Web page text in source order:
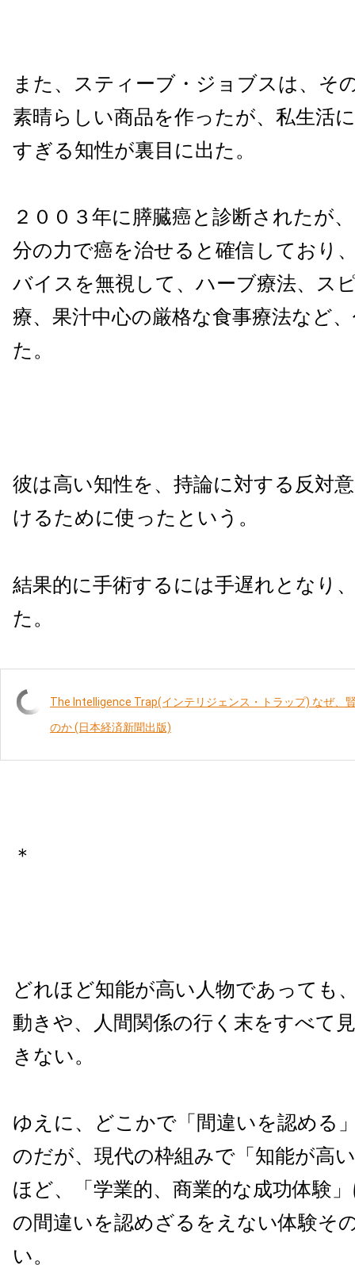
また、スティーブ・ジョブスは、そ
素晴らしい商品を作ったが、私生活
すぎる知性が裏目に出た。
２００３年に膵臓癌と診断されたが
分の力で癌を治せると確信しており
バイスを無視して、ハーブ療法、ス
療、果汁中心の厳格な食事療法など
た。
彼は高い知性を、持論に対する反対
けるために使ったという。
結果的に手術するには手遅れとなり
た。
The Intelligence Trap(インテリジェンス・トラップ) なぜ、
のか (日本経済新聞出版)
＊
どれほど知能が高い人物であっても
動きや、人間関係の行く末をすべて
きない。
ゆえに、どこかで「間違いを認める
のだが、現代の枠組みで「知能が高
ほど、「学業的、商業的な成功体験
の間違いを認めざるをえない体験そ
い。